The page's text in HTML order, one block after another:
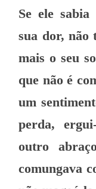
Se ele
sua dor, não
mais o seu
que não é
um
perda,
outro
comungava